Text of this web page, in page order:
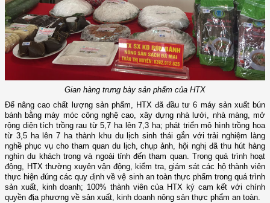
Gian hàng trưng bày sản phẩm của HTX
Để nâng cao chất lượng sản phẩm, HTX đã đầu tư 6 máy sản xuất bún
bánh bằng máy móc công nghệ cao, xây dựng nhà lưới, nhà màng,mở
rộng diện tích trồng rau từ 5,7 ha lên7,3 ha; phát triển mô hình trồng hoa
từ 3,5 ha lên7 ha thành khu du lịch sinh thái gắn với trải nghiệm làng
nghề phục vụ cho tham quan du lịch, chụp ảnh, hội nghị đã thu hút hàng
nghìn du khách trong và ngoài tỉnh đến tham quan. Trong quá trình hoạt
động, HTX thường xuyên vận động, kiểm tra, giám sát các hộ thành viên
thực hiện đúng các quy định về vệ sinh an toàn thực phẩm trong quá trình
sản xuất, kinh doanh; 100% thành viên của HTX ký cam kết với chính
quyền địa phương về sản xuất, kinh doanh nông sản thực phẩm an toàn.